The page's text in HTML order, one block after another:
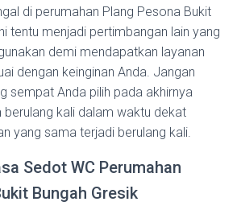
di perumahan Plang Pesona Bukit
tentu menjadi pertimbangan lain yang
demi mendapatkan layanan
dengan keinginan Anda. Jangan
sempat Anda pilih pada akhirnya
berulang kali dalam waktu dekat
yang sama terjadi berulang kali.
Sedot WC Perumahan
Bungah Gresik